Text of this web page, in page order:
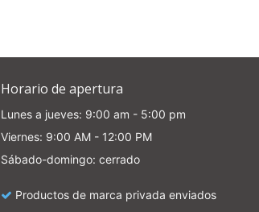
Horario de apertura
Lunes a jueves: 9:00 am - 5:00 pm
Viernes: 9:00 AM - 12:00 PM
Sábado-domingo: cerrado
Productos de marca privada enviados